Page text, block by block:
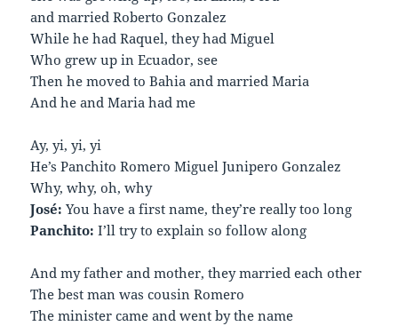
and married Roberto Gonzalez
While he had Raquel, they had Miguel
Who grew up in Ecuador, see
Then he moved to Bahia and married Maria
And he and Maria had me
Ay, yi, yi, yi
He’s Panchito Romero Miguel Junipero Gonzalez
Why, why, oh, why
José: You have a first name, they’re really too long
Panchito: I’ll try to explain so follow along
And my father and mother, they married each other
The best man was cousin Romero
The minister came and went by the name